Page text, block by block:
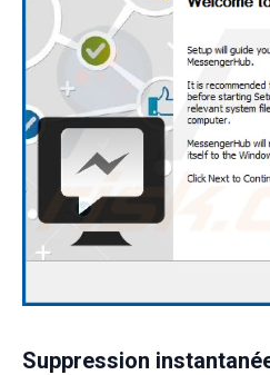
Suppression